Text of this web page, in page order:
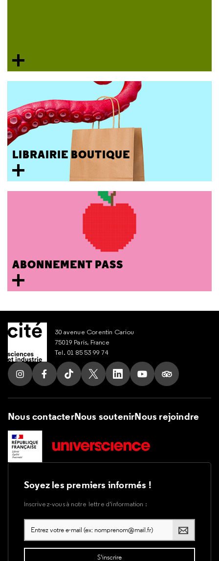
LIBRAIRIE BOUTIQUE
ABONNEMENT PASS
30 avenue Corentin Cariou
75019 Paris, France
Tel. 01 85 53 99 74
Suivez nous sur Instagram
Suivez nous sur Facebook
Suivez nous sur Tik Tok
Suivez nous sur X
Suivez nous sur LinkedIn
Suivez nous sur
Suivez nous
Nous contacterNous soutenirNous rejoindre
Soyez les premiers informés !
Inscrivez-vous à notre lettre d’information :